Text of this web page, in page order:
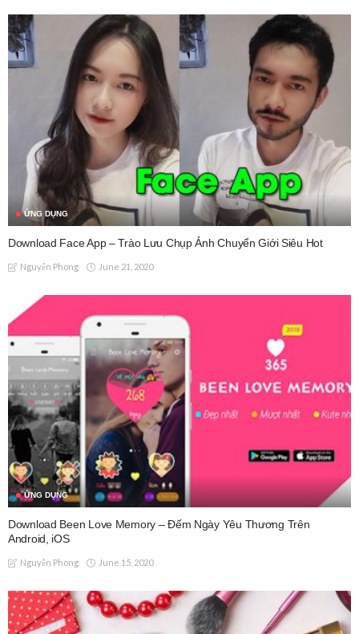
ỨNG DỤNG
Download Face App – Trào Lưu Chụp Ảnh Chuyển Giới Siêu Hot
Nguyễn Phong June 21, 2020
ỨNG DỤNG
Download Been Love Memory – Đếm Ngày Yêu Thương Trên
Android, iOS
Nguyễn Phong June 15, 2020